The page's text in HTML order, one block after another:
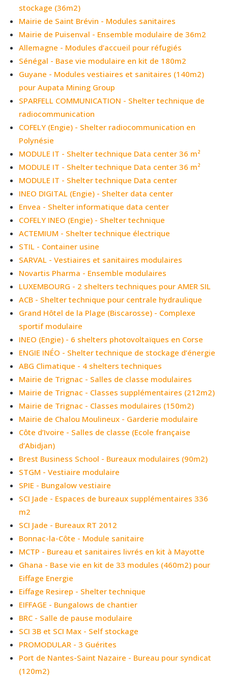
stockage (36m2)
Mairie de Saint Brévin - Modules sanitaires
Mairie de Puisenval - Ensemble modulaire de 36m2
Allemagne - Modules d’accueil pour réfugiés
Sénégal - Base vie modulaire en kit de 180m2
Guyane - Modules vestiaires et sanitaires (140m2)
pour Aupata Mining Group
SPARFELL COMMUNICATION - Shelter technique de
radiocommunication
COFELY (Engie) - Shelter radiocommunication en
Polynésie
MODULE IT - Shelter technique Data center 36 m²
MODULE IT - Shelter technique Data center 36 m²
MODULE IT - Shelter technique Data center
INEO DIGITAL (Engie) - Shelter data center
Envea - Shelter informatique data center
COFELY INEO (Engie) - Shelter technique
ACTEMIUM - Shelter technique électrique
STIL - Container usine
SARVAL - Vestiaires et sanitaires modulaires
Novartis Pharma - Ensemble modulaires
LUXEMBOURG - 2 shelters techniques pour AMER SIL
ACB - Shelter technique pour centrale hydraulique
Grand Hôtel de la Plage (Biscarosse) - Complexe
sportif modulaire
INEO (Engie) - 6 shelters photovoltaïques en Corse
ENGIE INÉO - Shelter technique de stockage d’énergie
ABG Climatique - 4 shelters techniques
Mairie de Trignac - Salles de classe modulaires
Mairie de Trignac - Classes supplémentaires (212m2)
Mairie de Trignac - Classes modulaires (150m2)
Mairie de Chalou Moulineux - Garderie modulaire
Côte d’Ivoire - Salles de classe (Ecole française
d’Abidjan)
Brest Business School - Bureaux modulaires (90m2)
STGM - Vestiaire modulaire
SPIE - Bungalow vestiaire
SCI Jade - Espaces de bureaux supplémentaires 336
m2
SCI Jade - Bureaux RT 2012
Bonnac-la-Côte - Module sanitaire
MCTP - Bureau et sanitaires livrés en kit à Mayotte
Ghana - Base vie en kit de 33 modules (460m2) pour
Eiffage Energie
Eiffage Resirep - Shelter technique
EIFFAGE - Bungalows de chantier
BRC - Salle de pause modulaire
SCI 3B et SCI Max - Self stockage
PROMODULAR - 3 Guérites
Port de Nantes-Saint Nazaire - Bureau pour syndicat
(120m2)